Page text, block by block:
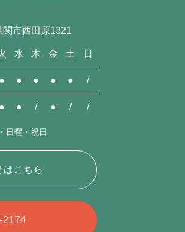
市西田原1321
水 木 金 土 日
● ● ● ● ● /
● ● / ● / /
日曜・祝日
はこちら
2174